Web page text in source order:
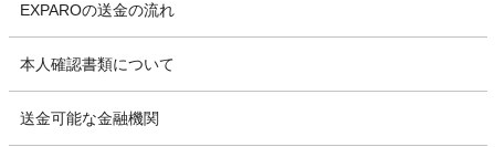
EXPAROの送金の流れ
本人確認書類について
送金可能な金融機関